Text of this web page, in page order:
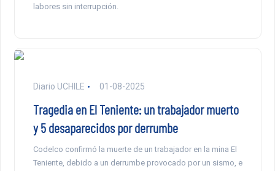
labores sin interrupción.
Diario UCHILE 01-08-2025
Tragedia en El Teniente: un trabajador muerto
y 5 desaparecidos por derrumbe
Codelco confirmó la muerte de un trabajador en la mina El
Teniente, debido a un derrumbe provocado por un sismo, e